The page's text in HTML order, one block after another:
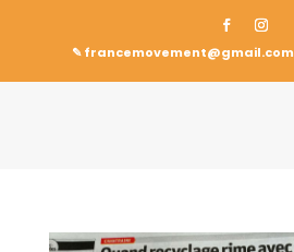
✎ francemovement@gmail.com